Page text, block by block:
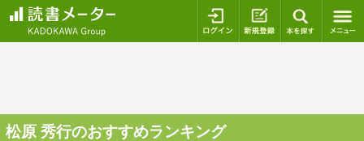
ログイン 新規登録
松原 秀行のおすすめランキング